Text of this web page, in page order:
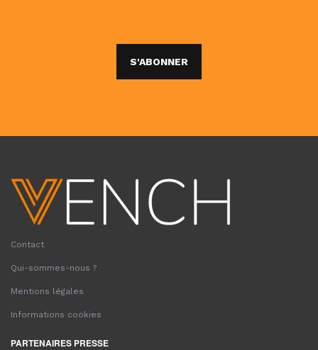
S'ABONNER
Contact
Qui-sommes-nous ?
Mentions légales
Informations cookies
PARTENAIRES PRESSE